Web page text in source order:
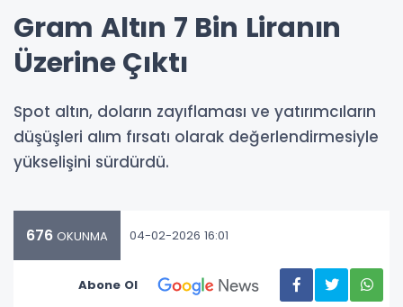
Gram Altın 7 Bin Liranın
Üzerine Çıktı
Spot altın, doların zayıflaması ve yatırımcıların
düşüşleri alım fırsatı olarak değerlendirmesiyle
yükselişini sürdürdü.
676 OKUNMA 04-02-2026 16:01
Abone Ol